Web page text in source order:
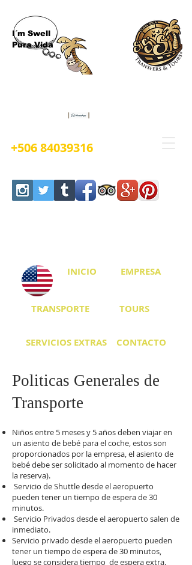
I´m Swell
Pura Vida
+506 84039316
INICIO EMPRESA
TRANSPORTE TOURS
SERVICIOS EXTRAS CONTACTO
Politicas Generales de
Transporte
Niños entre 5 meses y 5 años deben viajar en
un asiento de bebé para el coche, estos son
proporcionados por la empresa, el asiento de
bebé debe ser solicitado al momento de hacer
la reserva).
Servicio de Shuttle desde el aeropuerto
pueden tener un tiempo de espera de 30
minutos.
Servicio Privados desde el aeropuerto salen de
inmediato.
Servicio privado desde el aeropuerto pueden
tener un tiempo de espera de 30 minutos,
luego se considera tiempo de espera extra.